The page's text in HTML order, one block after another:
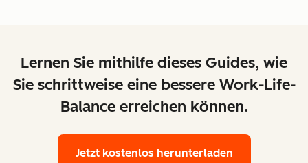
Lernen Sie mithilfe dieses Guides, wie
Sie schrittweise eine bessere Work-Life-
Balance erreichen können.
Jetzt kostenlos herunterladen